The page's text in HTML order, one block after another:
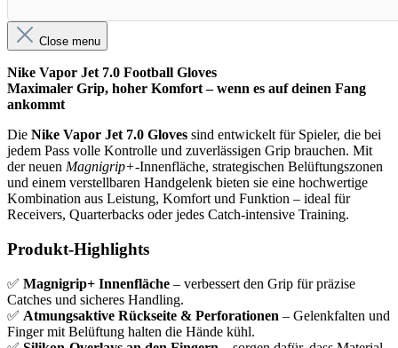
Close menu
Nike Vapor Jet 7.0 Football Gloves
Maximaler Grip, hoher Komfort – wenn es auf deinen Fang
ankommt
Die Nike Vapor Jet 7.0 Gloves sind entwickelt für Spieler, die bei
jedem Pass volle Kontrolle und zuverlässigen Grip brauchen. Mit
der neuen Magnigrip+-Innenfläche, strategischen Belüftungszonen
und einem verstellbaren Handgelenk bieten sie eine hochwertige
Kombination aus Leistung, Komfort und Funktion – ideal für
Receivers, Quarterbacks oder jedes Catch-intensive Training.
Produkt-Highlights
✅ Magnigrip+ Innenfläche – verbessert den Grip für präzise
Catches und sicheres Handling.
✅ Atmungsaktive Rückseite & Perforationen – Gelenkfalten und
Finger mit Belüftung halten die Hände kühl.